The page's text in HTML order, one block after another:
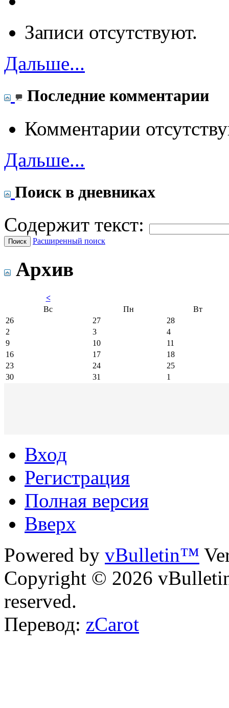
Записи отсутствуют.
Дальше...
Последние комментарии
Комментарии
Дальше...
Поиск в дневниках
Содержит текст:
Расширенный поиск
Архив
<
Вс
Пн
Вт
26
27
28
2
3
4
9
10
11
16
17
18
23
24
25
30
31 1
Вход
Регистрация
Полная версия
Вверх
Powered by vBulletin™
Copyright © 2026
reserved.
Перевод: zCarot